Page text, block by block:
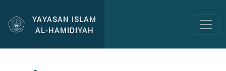
YAYASAN ISLAM
AL-HAMIDIYAH